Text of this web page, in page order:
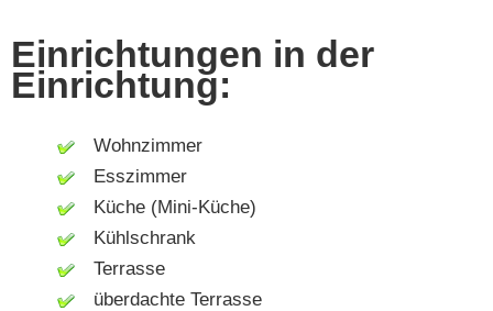
Einrichtungen in der
Einrichtung:
Wohnzimmer
Esszimmer
Küche (Mini-Küche)
Kühlschrank
Terrasse
überdachte Terrasse